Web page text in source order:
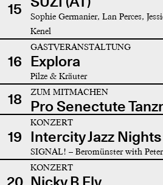
15
Sophie Germanier, Lan Perces,
Kenel
16
GASTVERANSTALTUNG
Explora
Pilze & Kräuter
18 ZUM MITMACHEN
Pro Senectute
19
KONZERT
Intercity Jazz Nights
SIGNAL! – Beromünster with
20
KONZERT
Nicky B Fly